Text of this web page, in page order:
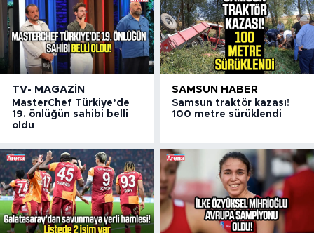
TV- MAGAZIN
MasterChef Türkiye’de
19. önlüğün sahibi belli
oldu
SAMSUN HABER
Samsun traktör kazası!
100 metre sürüklendi